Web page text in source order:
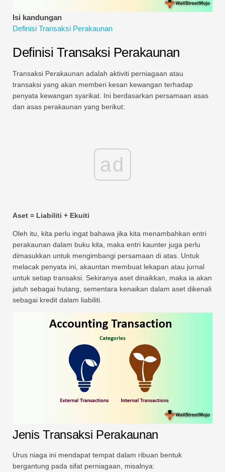
Bentuk penuh
Tutorial Pengurusan Risiko
Isi kandungan
Definisi Transaksi Perakaunan
Definisi Transaksi Perakaunan
Transaksi Perakaunan adalah aktiviti perniagaan atau
transaksi yang akan memberi kesan kewangan terhadap
penyata kewangan syarikat. Ini berdasarkan persamaan asas
dan asas perakaunan yang berikut:
ad
Aset = Liabiliti + Ekuiti
Oleh itu, kita perlu ingat bahawa jika kita menambahkan entri
perakaunan dalam buku kita, maka entri kaunter juga perlu
dimasukkan untuk mengimbangi persamaan di atas. Untuk
melacak penyata ini, akauntan membuat lekapan atau jurnal
untuk setiap transaksi. Sekiranya aset dinaikkan, maka ia akan
jatuh sebagai hutang, sementara kenaikan dalam aset dikenali
sebagai kredit dalam liabiliti.
Jenis Transaksi Perakaunan
Urus niaga ini mendapat tempat dalam ribuan bentuk
bergantung pada sifat perniagaan, misalnya: